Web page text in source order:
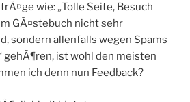
wie: „Tolle Seite, Besuch
GÃ¤stebuch nicht sehr
sondern allenfalls wegen Spams
gehÃ¶ren, ist wohl den meisten
ich denn nun Feedback?